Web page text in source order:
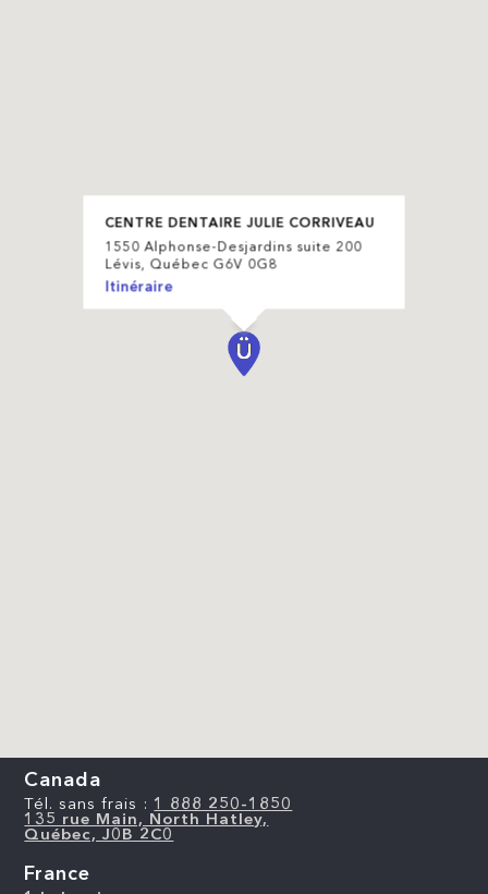
CENTRE DENTAIRE JULIE CORRIVEAU
1550 Alphonse-Desjardins suite 200
Lévis, Québec G6V 0G8
Itinéraire
Canada
Tél. sans frais : 1 888 250-1850
135 rue Main, North Hatley,
Québec, J0B 2C0
France